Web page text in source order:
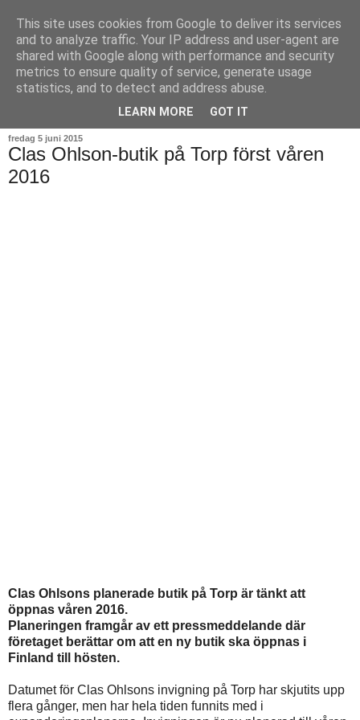
fredag 5 juni 2015
Clas Ohlson-butik på Torp först våren
2016
Clas Ohlsons planerade butik på Torp är tänkt att
öppnas våren 2016.
Planeringen framgår av ett pressmeddelande där
företaget berättar om att en ny butik ska öppnas i
Finland till hösten.
Datumet för Clas Ohlsons invigning på Torp har skjutits upp
flera gånger, men har hela tiden funnits med i
This site uses cookies from Google to deliver its services
and to analyze traffic. Your IP address and user-agent are
shared with Google along with performance and security
metrics to ensure quality of service, generate usage
statistics, and to detect and address abuse.
LEARN MORE GOT IT